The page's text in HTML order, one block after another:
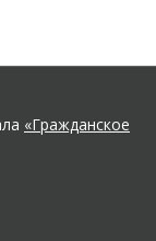
«Гражданское